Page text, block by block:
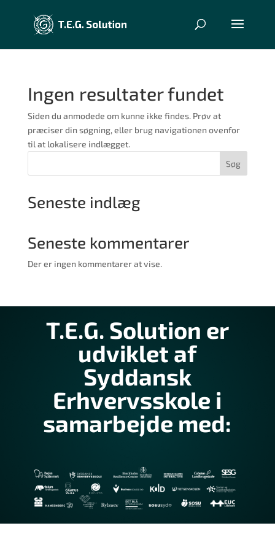
Ingen resultater fundet
Siden du anmodede om kunne ikke findes. Prøv at
præciser din søgning, eller brug navigationen ovenfor
til at lokalisere indlægget.
Søg
Seneste indlæg
Seneste kommentarer
Der er ingen kommentarer at vise.
T.E.G. Solution er
udviklet af
Syddansk
Erhvervsskole i
samarbejde med: